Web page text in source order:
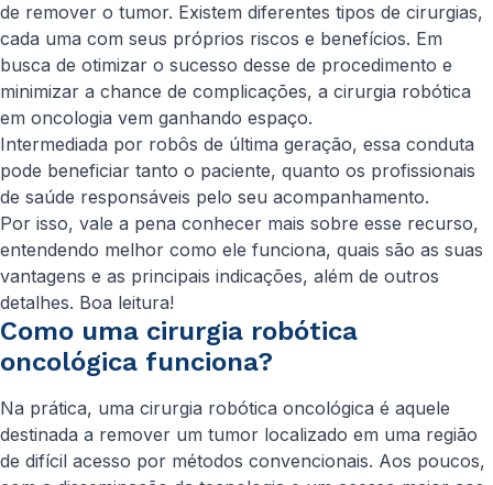
de remover o tumor. Existem diferentes tipos de cirurgias,
cada uma com seus próprios riscos e benefícios. Em
busca de otimizar o sucesso desse de procedimento e
minimizar a chance de complicações, a cirurgia robótica
em oncologia vem ganhando espaço.
Intermediada por robôs de última geração, essa conduta
pode beneficiar tanto o paciente, quanto os profissionais
de saúde responsáveis pelo seu acompanhamento.
Por isso, vale a pena conhecer mais sobre esse recurso,
entendendo melhor como ele funciona, quais são as suas
vantagens e as principais indicações, além de outros
detalhes. Boa leitura!
Como uma cirurgia robótica
oncológica funciona?
Na prática, uma cirurgia robótica oncológica é aquele
destinada a remover um tumor localizado em uma região
de difícil acesso por métodos convencionais. Aos poucos,